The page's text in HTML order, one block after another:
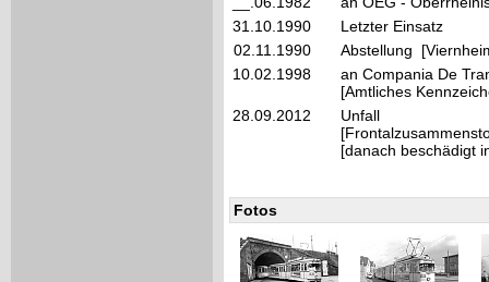
31.10.1990
Letzter Einsatz
02.11.1990
Abstellung
10.02.1998
an Compania De
[Amtliches
28.09.2012
Unfall
[danach beschädigt
Fotos